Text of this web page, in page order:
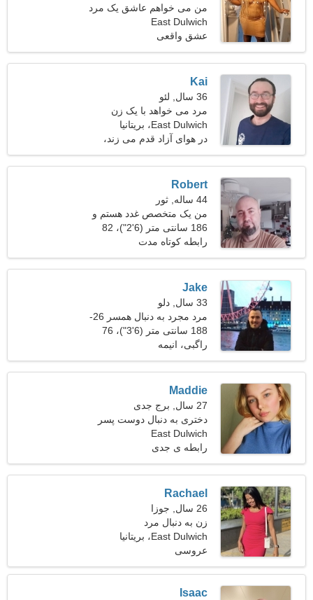
من می خواهم عاشق یک مرد
جدی شوم
East Dulwich
عشق واقعی
Kai
36 سال, لئو
مرد می خواهد با یک زن
ملاقات کند
East Dulwich، بریتانیا
در هوای آزاد قدم می زند،
بولینگ
Robert
44 ساله, ثور
من یک متخصص غدد هستم و
به دنبال یک زن احساساتی
هستم
186 سانتی متر (6'2")، 82
کیلوگرم (180 پوند)
رابطه کوتاه مدت
Jake
33 سال, دلو
مرد مجرد به دنبال همسر 26-
30
188 سانتی متر (6'3")، 76
کیلوگرم (167 پوند)
راگبی، انیمه
Maddie
27 سال, برج جدی
دختری به دنبال دوست پسر
East Dulwich
رابطه ی جدی
Rachael
26 سال, جوزا
زن به دنبال مرد
East Dulwich، بریتانیا
عروسی
Isaac